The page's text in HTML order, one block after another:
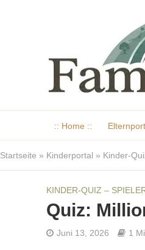
:: Home ::
Startseite » Kinderportal » Kinder-
KINDER-QUIZ –
Quiz:
Juni 13, 2026 1